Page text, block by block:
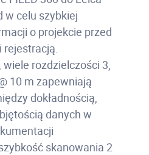
w celu szybkiej
o projekcie przed
rozdzielczości 3,
10 m zapewniają
dokładnością,
danych w
skanowania 2